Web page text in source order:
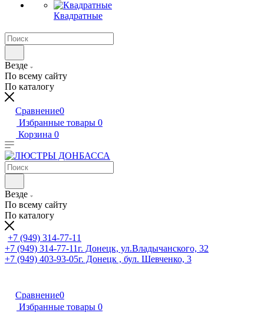
Квадратные
Везде
По всему сайту
По каталогу
Сравнение0
Избранные товары 0
Корзина 0
Везде
По всему сайту
По каталогу
+7 (949) 314-77-11
+7 (949) 314-77-11г. Донецк, ул.Владычанского, 32
+7 (949) 403-93-05г. Донецк , бул. Шевченко, 3
Сравнение0
Избранные товары 0